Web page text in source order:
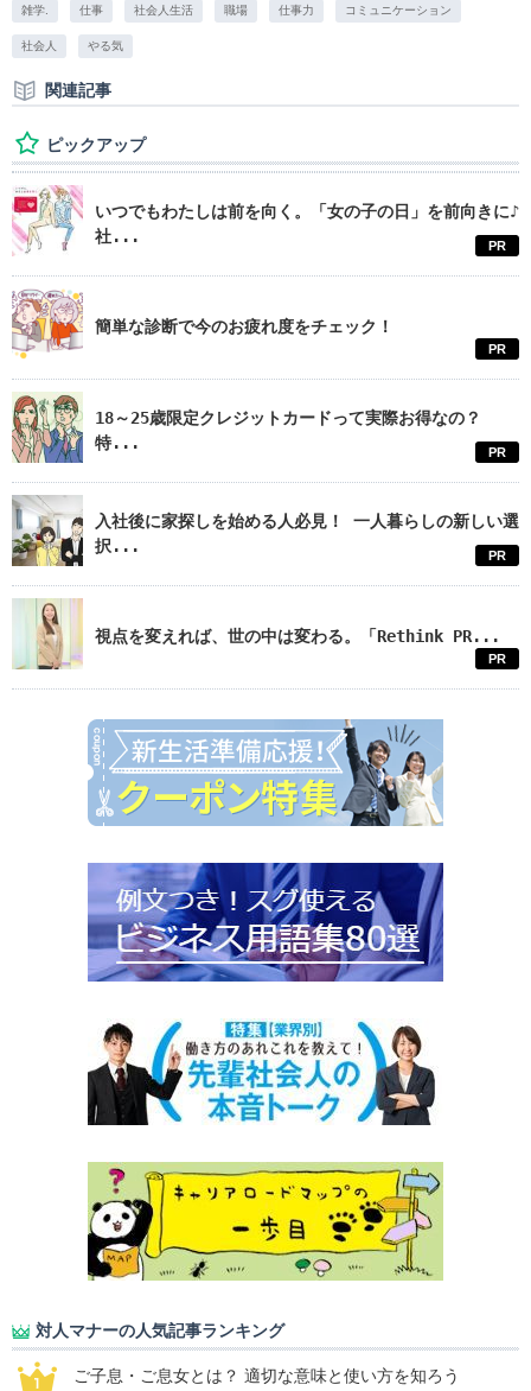
雑学. 仕事 社会人生活 職場 仕事力 コミュニケーション
社会人 やる気
関連記事
ピックアップ
いつでもわたしは前を向く。「女の子の日」を前向きに♪
社...
PR
簡単な診断で今のお疲れ度をチェック！
PR
18～25歳限定クレジットカードって実際お得なの？
特...
PR
入社後に家探しを始める人必見！ 一人暮らしの新しい選
択...
PR
視点を変えれば、世の中は変わる。「Rethink PR...
PR
対人マナーの人気記事ランキング
ご子息・ご息女とは？ 適切な意味と使い方を知ろう